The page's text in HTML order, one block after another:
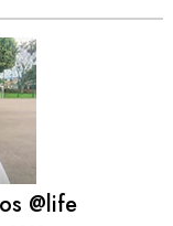
@life